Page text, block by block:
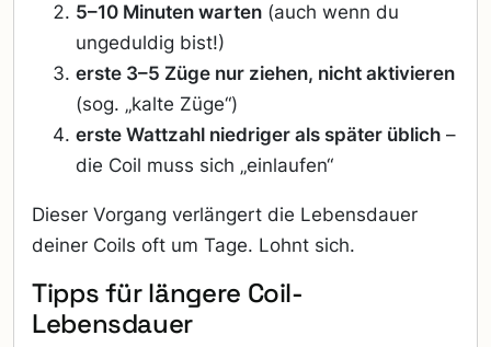
5–10 Minuten warten (auch wenn du
ungeduldig bist!)
erste 3–5 Züge nur ziehen, nicht aktivieren
(sog. „kalte Züge“)
erste Wattzahl niedriger als später üblich –
die Coil muss sich „einlaufen“
Dieser Vorgang verlängert die Lebensdauer
deiner Coils oft um Tage. Lohnt sich.
Tipps für längere Coil-
Lebensdauer